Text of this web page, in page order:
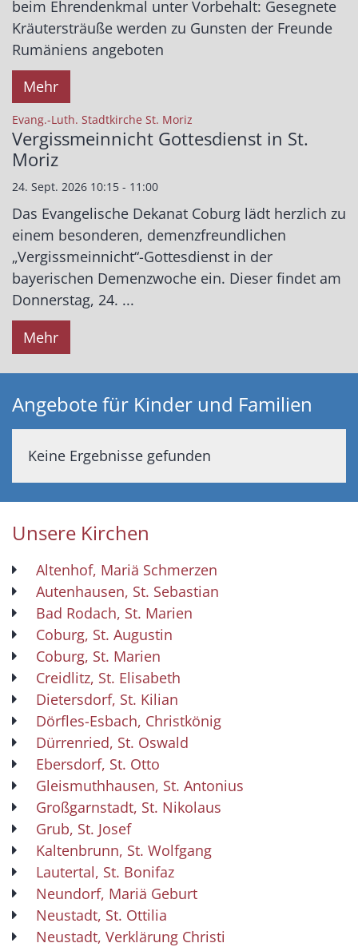
beim Ehrendenkmal unter Vorbehalt: Gesegnete
Kräutersträuße werden zu Gunsten der Freunde
Rumäniens angeboten
Mehr
Evang.-Luth. Stadtkirche St. Moriz
Vergissmeinnicht Gottesdienst in St.
Moriz
24. Sept. 2026 10:15 - 11:00
Das Evangelische Dekanat Coburg lädt herzlich zu
einem besonderen, demenzfreundlichen
„Vergissmeinnicht“-Gottesdienst in der
bayerischen Demenzwoche ein. Dieser findet am
Donnerstag, 24. ...
Mehr
Angebote für Kinder und Familien
Keine Ergebnisse gefunden
Unsere Kirchen
Altenhof, Mariä Schmerzen
Autenhausen, St. Sebastian
Bad Rodach, St. Marien
Coburg, St. Augustin
Coburg, St. Marien
Creidlitz, St. Elisabeth
Dietersdorf, St. Kilian
Dörfles-Esbach, Christkönig
Dürrenried, St. Oswald
Ebersdorf, St. Otto
Gleismuthhausen, St. Antonius
Großgarnstadt, St. Nikolaus
Grub, St. Josef
Kaltenbrunn, St. Wolfgang
Lautertal, St. Bonifaz
Neundorf, Mariä Geburt
Neustadt, St. Ottilia
Neustadt, Verklärung Christi